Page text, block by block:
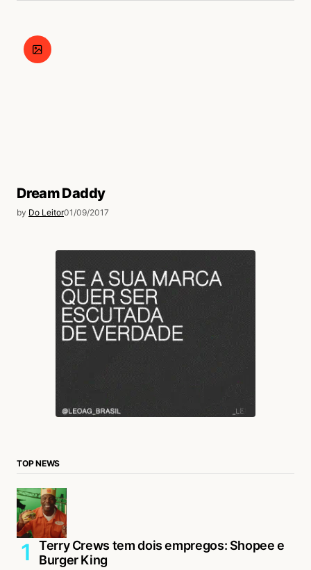
Dream Daddy
by Do Leitor01/09/2017
TOP NEWS
Terry Crews tem dois empregos: Shopee e
Burger King